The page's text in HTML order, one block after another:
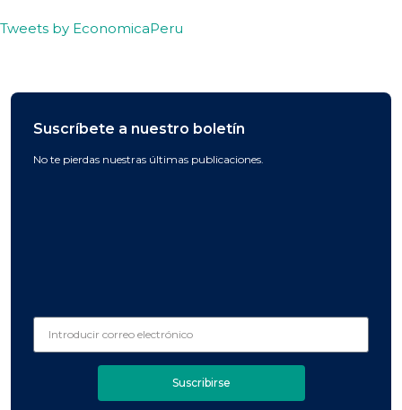
Tweets by EconomicaPeru
Suscríbete a nuestro boletín
No te pierdas nuestras últimas publicaciones.
Suscribirse